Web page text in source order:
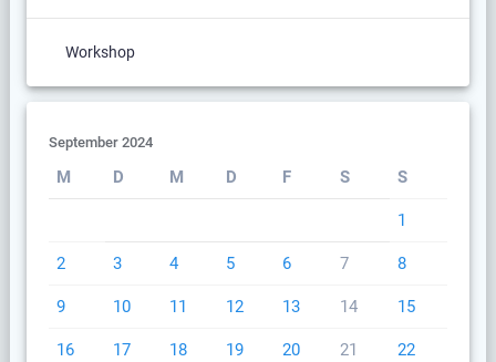
Workshop
September 2024
M D M D F S S
1
2 3 4 5 6 7 8
9 10 11 12 13 14 15
16 17 18 19 20 21 22